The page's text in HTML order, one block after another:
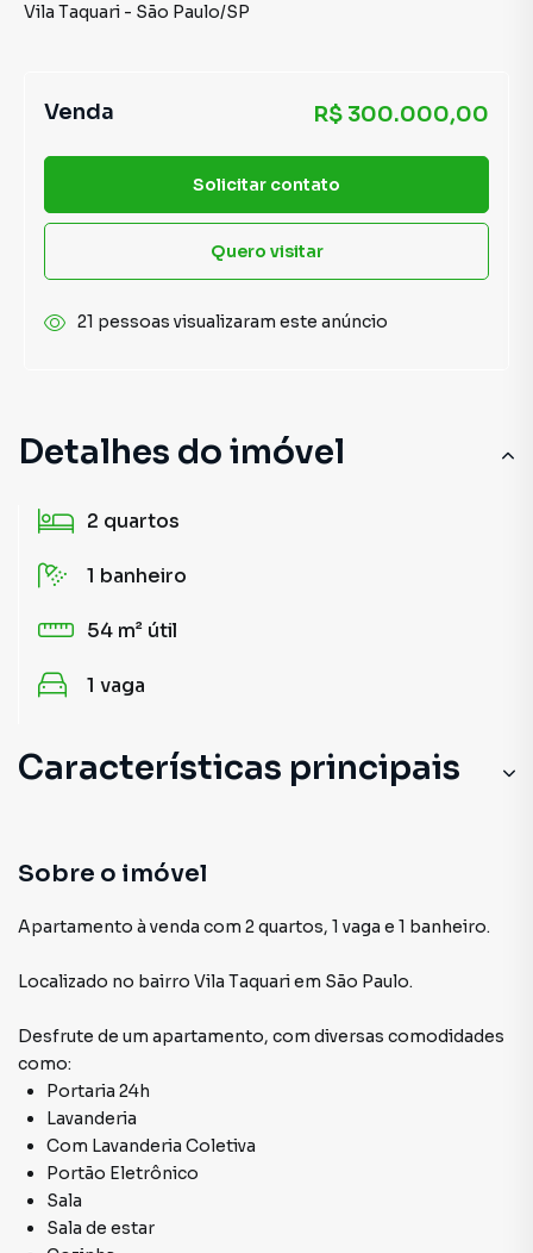
Detalhes do imóvel
2 quartos
1 banheiro
54 m² útil
1 vaga
Características principais
Portão Eletrônico
Com Lavanderia Coletiva
Sobre o imóvel
Apartamento à venda com 2 quartos, 1 vaga e 1 banheiro.
Localizado no bairro Vila Taquariem São Paulo.
Desfrute de um apartamento, com diversas comodidades
como:
Portaria 24h
Lavanderia
Com Lavanderia Coletiva
Portão Eletrônico
Sala
Sala de estar
Vila Taquari - São Paulo/SP
Venda R$ 300.000,00
Solicitar contato
Quero visitar
21 pessoas visualizaram este anúncio